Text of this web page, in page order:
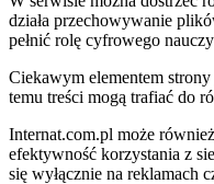
działa przechowywanie
pełnić rolę cyfrowego
Ciekawym elementem
temu treści mogą trafiać do
Internat.com.pl może
efektywność korzystania z
się wyłącznie na reklamach